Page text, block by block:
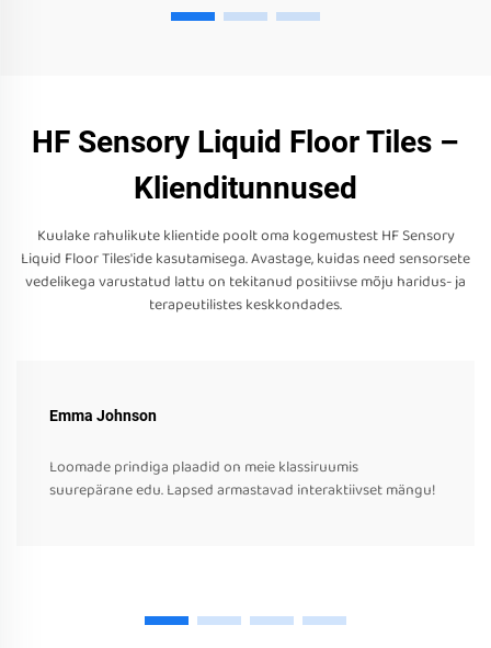
HF Sensory Liquid Floor Tiles –
Klienditunnused
Kuulake rahulikute klientide poolt oma kogemustest HF Sensory
Liquid Floor Tiles'ide kasutamisega. Avastage, kuidas need sensorsete
vedelikega varustatud lattu on tekitanud positiivse mõju haridus- ja
terapeutilistes keskkondades.
Emma Johnson
Loomade prindiga plaadid on meie klassiruumis
suurepärane edu. Lapsed armastavad interaktiivset mängu!